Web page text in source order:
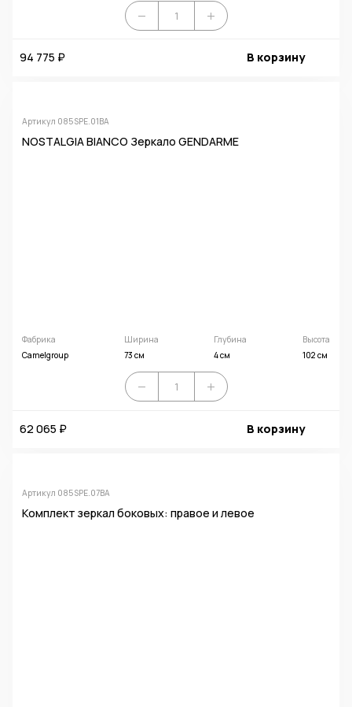
94 775 ₽ В корзину
Артикул 085SPE.01BA
NOSTALGIA BIANCO Зеркало GENDARME
Фабрика
Camelgroup
Ширина
73 см
Глубина
4 см
Высота
102 см
62 065 ₽ В корзину
Артикул 085SPE.07BA
Комплект зеркал боковых: правое и левое